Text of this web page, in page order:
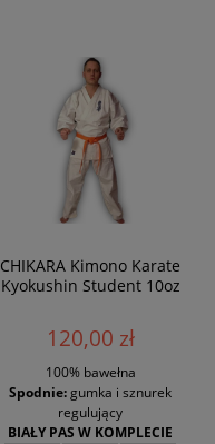
CHIKARA Kimono Karate
Kyokushin Student 10oz
120,00 zł
100% bawełna
Spodnie:gumka i sznurek
regulujący
BIAŁY PAS W KOMPLECIE